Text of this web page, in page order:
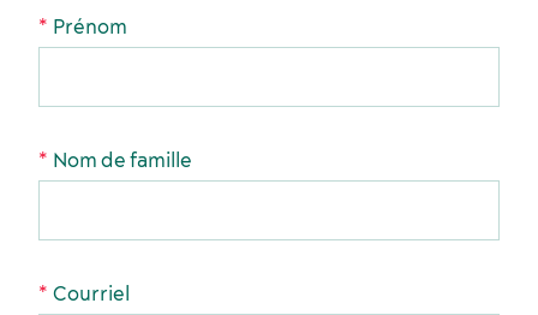
Histoire et culture
Voyage de motivation
Prénom
Nom de famille
Courriel